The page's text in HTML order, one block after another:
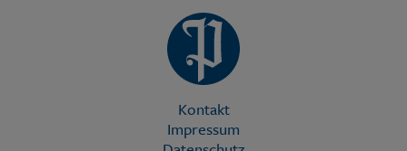
Kontakt
Impressum